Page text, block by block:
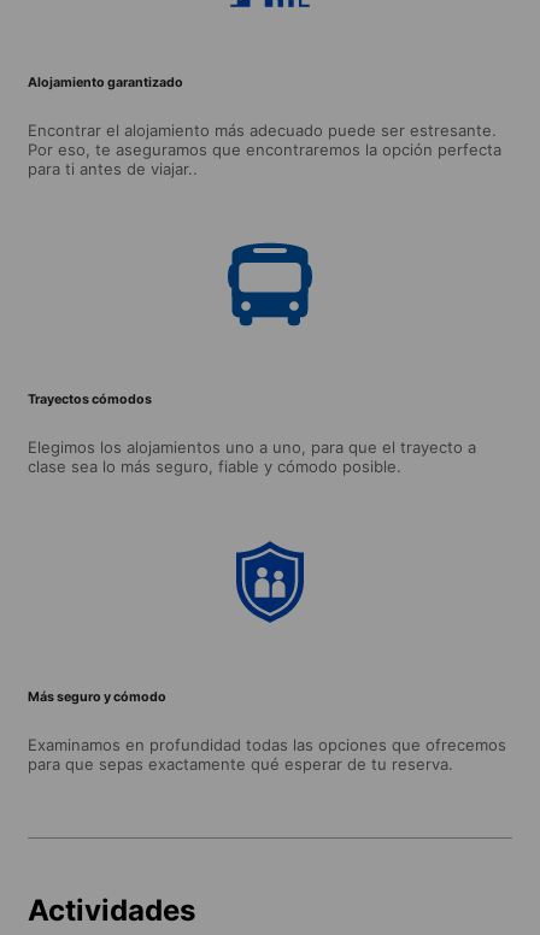
Alojamiento garantizado
Encontrar el alojamiento más adecuado puede ser estresante.
Por eso, te aseguramos que encontraremos la opción perfecta
para ti antes de viajar..
Trayectos cómodos
Elegimos los alojamientos uno a uno, para que el trayecto a
clase sea lo más seguro, fiable y cómodo posible.
Más seguro y cómodo
Examinamos en profundidad todas las opciones que ofrecemos
para que sepas exactamente qué esperar de tu reserva.
Actividades